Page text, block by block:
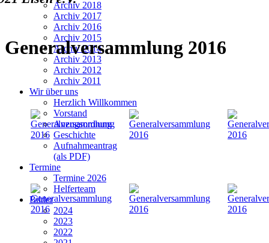
Archiv 2018
Archiv 2017
Archiv 2016
Archiv 2015
Archiv 2014
Archiv 2013
Archiv 2012
Archiv 2011
Wir über uns
Herzlich Willkommen
Vorstand
Anzugsordnung
Geschichte
Aufnahmeantrag
(als PDF)
Termine
Termine 2026
Helferteam
Bilder
2024
2023
2022
Generalversammlung 2016